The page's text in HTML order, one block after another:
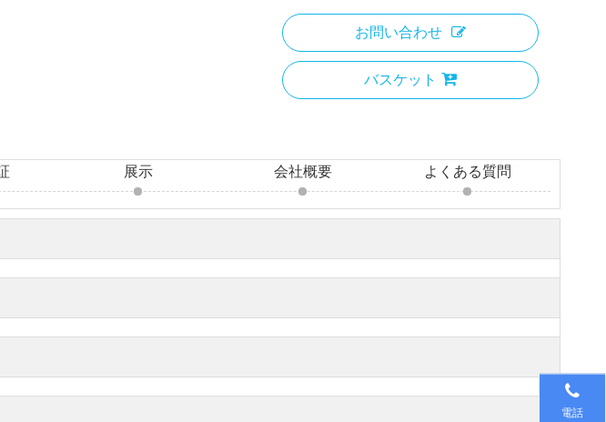
お問い合わせ
バスケット
展示 会社概要 よくある質問
電話